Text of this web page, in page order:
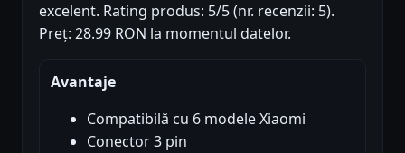
excelent. Rating produs: 5/5 (nr. recenzii: 5).
Preț: 28.99 RON la momentul datelor.
Avantaje
Compatibilă cu 6 modele Xiaomi
Conector 3 pin